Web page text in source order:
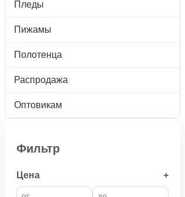
Пледы
Пижамы
Полотенца
Распродажа
Оптовикам
Фильтр
Цена +